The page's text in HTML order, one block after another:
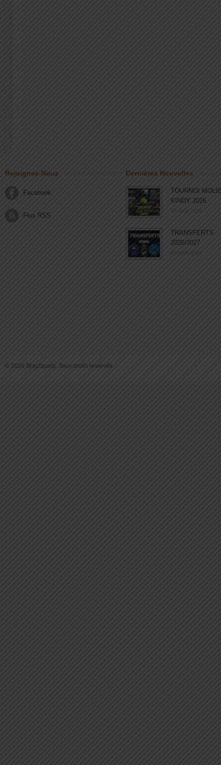
Rejoignez-Nous
Facebook
Flux RSS
Dernières Nouvelles
TOURNOI
KINDY 2026
03 août 2026
TRANSFERTS
2026/2027
03 août 2026
© 2026 BraySports. Tous droits reservés.